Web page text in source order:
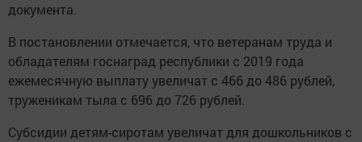
документа.
В постановлении отмечается, что ветеранам труда и
обладателям госнаград республики с 2019 года
ежемесячную выплату увеличат с 466 до 486 рублей,
труженикам тыла с 696 до 726 рублей.
Субсидии детям-сиротам увеличат для дошкольников с